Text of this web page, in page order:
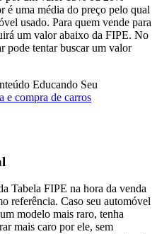
é uma média do preço pelo qual
usado. Para quem vende para
um valor abaixo da FIPE. No
pode tentar buscar um valor
Educando Seu
e compra de carros
Tabela FIPE na hora da venda
referência. Caso seu automóvel
modelo mais raro, tenha
mais caro por ele, sem